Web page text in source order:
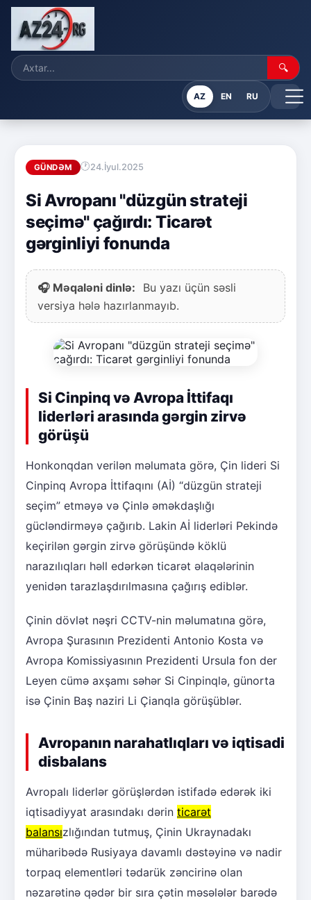
🔍
AZ EN RU
GÜNDƏM 24.İyul.2025
Si Avropanı "düzgün strateji
seçimə" çağırdı: Ticarət
gərginliyi fonunda
🎧 Məqaləni dinlə:
Bu yazı üçün səsli
versiya hələ hazırlanmayıb.
Si Cinpinq və Avropa İttifaqı
liderləri arasında gərgin zirvə
görüşü
Honkonqdan verilən məlumata görə, Çin lideri Si
Cinpinq Avropa İttifaqını (Aİ) “düzgün strateji
seçim” etməyə və Çinlə əməkdaşlığı
gücləndirməyə çağırıb. Lakin Aİ liderləri Pekində
keçirilən gərgin zirvə görüşündə köklü
narazılıqları həll edərkən ticarət əlaqələrinin
yenidən tarazlaşdırılmasına çağırış ediblər.
Çinin dövlət nəşri CCTV-nin məlumatına görə,
Avropa Şurasının Prezidenti Antonio Kosta və
Avropa Komissiyasının Prezidenti Ursula fon der
Leyen cümə axşamı səhər Si Cinpinqlə, günorta
isə Çinin Baş naziri Li Çianqla görüşüblər.
Avropanın narahatlıqları və iqtisadi
disbalans
Avropalı liderlər görüşlərdən istifadə edərək iki
iqtisadiyyat arasındakı dərin ticarət
balansızlığından tutmuş, Çinin Ukraynadakı
müharibədə Rusiyaya davamlı dəstəyinə və nadir
torpaq elementləri tədarük zəncirinə olan
nəzarətinə qədər bir sıra çətin məsələlər barədə